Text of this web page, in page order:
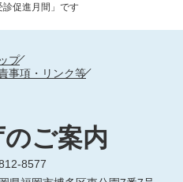
診促進月間」です
プ
事項・リンク等
ご案内
8577